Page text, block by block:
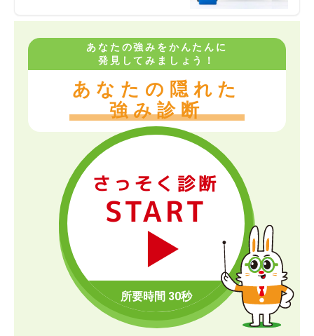
あなたの強みをかんたんに
発見してみましょう！
あなたの隠れた
強み診断
さっそく診断
START